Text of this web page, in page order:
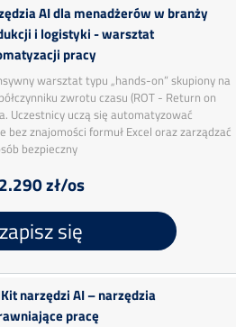
AI dla menadżerów w branży
i logistyki - warsztat
pracy
warsztat typu „hands-on” skupiony na
zwrotu czasu (ROT - Return on
Uczestnicy uczą się automatyzować
znajomości formuł Excel oraz zarządzać
bezpieczny
2.290 zł/os
zapisz się
narzędzi AI – narzędzia
pracę